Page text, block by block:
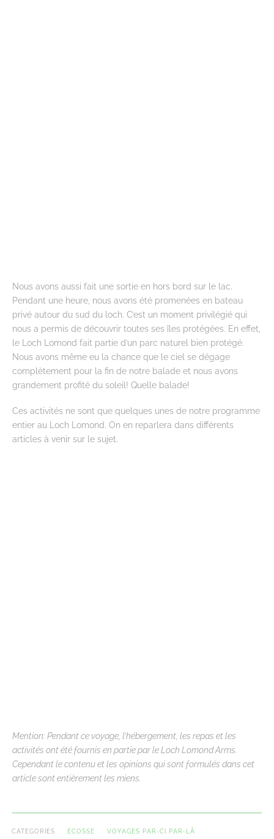
Nous avons aussi fait une sortie en hors bord sur le lac.
Pendant une heure, nous avons été promenées en bateau
privé autour du sud du loch. C’est un moment privilégié qui
nous a permis de découvrir toutes ses îles protégées. En effet,
le Loch Lomond fait partie d’un parc naturel bien protégé.
Nous avons même eu la chance que le ciel se dégage
complètement pour la fin de notre balade et nous avons
grandement profité du soleil! Quelle balade!
Ces activités ne sont que quelques unes de notre programme
entier au Loch Lomond. On en reparlera dans différents
articles à venir sur le sujet.
Mention: Pendant ce voyage, l’hébergement, les repas et les
activités ont été fournis en partie par le Loch Lomond Arms.
Cependant le contenu et les opinions qui sont formulés dans cet
article sont entièrement les miens.
CATEGORIES ECOSSE VOYAGES PAR-CI PAR-LÀ